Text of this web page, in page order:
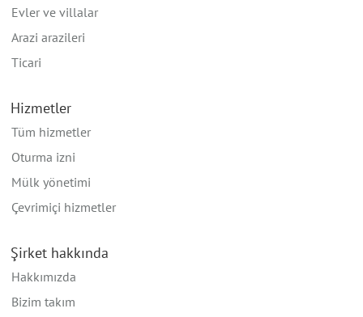
Evler ve villalar
Arazi arazileri
Ticari
Hizmetler
Tüm hizmetler
Oturma izni
Mülk yönetimi
Çevrimiçi hizmetler
Şirket hakkında
Hakkımızda
Bizim takım